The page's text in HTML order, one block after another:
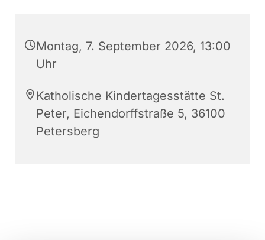
Montag, 7. September 2026, 13:00
Uhr
Katholische Kindertagesstätte St.
Peter, Eichendorffstraße 5, 36100
Petersberg